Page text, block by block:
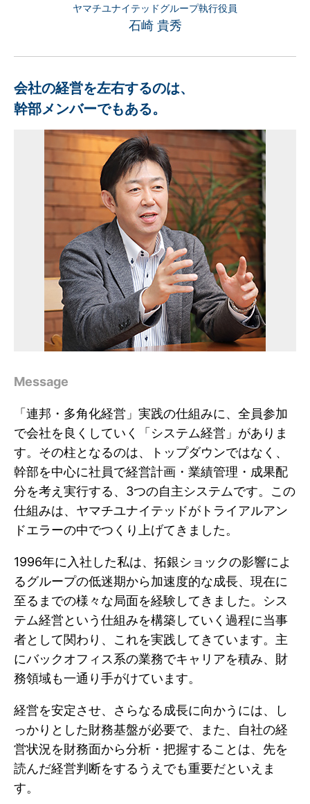
ヤマチユナイテッドグループ執行役員
石崎 貴秀
会社の経営を左右するのは、
幹部メンバーでもある。
Message
「連邦・多角化経営」実践の仕組みに、全員参加
で会社を良くしていく「システム経営」がありま
す。その柱となるのは、トップダウンではなく、
幹部を中心に社員で経営計画・業績管理・成果配
分を考え実行する、3つの自主システムです。この
仕組みは、ヤマチユナイテッドがトライアルアン
ドエラーの中でつくり上げてきました。
1996年に入社した私は、拓銀ショックの影響によ
るグループの低迷期から加速度的な成長、現在に
至るまでの様々な局面を経験してきました。シス
テム経営という仕組みを構築していく過程に当事
者として関わり、これを実践してきています。主
にバックオフィス系の業務でキャリアを積み、財
務領域も一通り手がけています。
経営を安定させ、さらなる成長に向かうには、し
っかりとした財務基盤が必要で、また、自社の経
営状況を財務面から分析・把握することは、先を
読んだ経営判断をするうえでも重要だといえま
す。